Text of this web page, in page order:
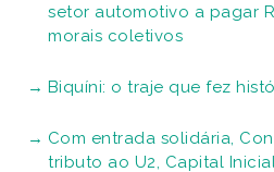
setor automotivo a pagar
morais coletivos
Biquíni: o traje que fez
Com entrada solidária,
tributo ao U2, Capital